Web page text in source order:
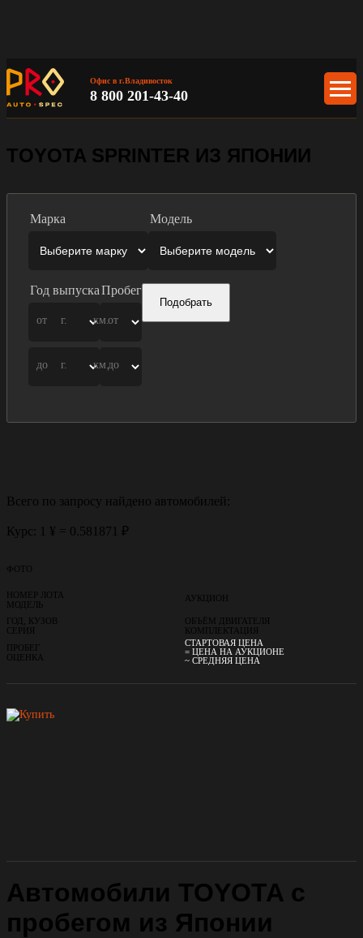
Офис в г.Владивосток
8 800 201-43-40
TOYOTA SPRINTER ИЗ ЯПОНИИ
Марка Модель
Год выпуска
от г.
до г.
Пробег
от
км.
до
км.
Подобрать
Всего по запросу найдено автомобилей:
Курс: 1 ¥ = 0.581871 ₽
ФОТО
НОМЕР ЛОТА
МОДЕЛЬ
АУКЦИОН
ГОД, КУЗОВ
СЕРИЯ
ОБЪЁМ ДВИГАТЕЛЯ
КОМПЛЕКТАЦИЯ
ПРОБЕГ
ОЦЕНКА
СТАРТОВАЯ ЦЕНА
= ЦЕНА НА АУКЦИОНЕ
~ СРЕДНЯЯ ЦЕНА
Автомобили TOYOTA с
пробегом из Японии